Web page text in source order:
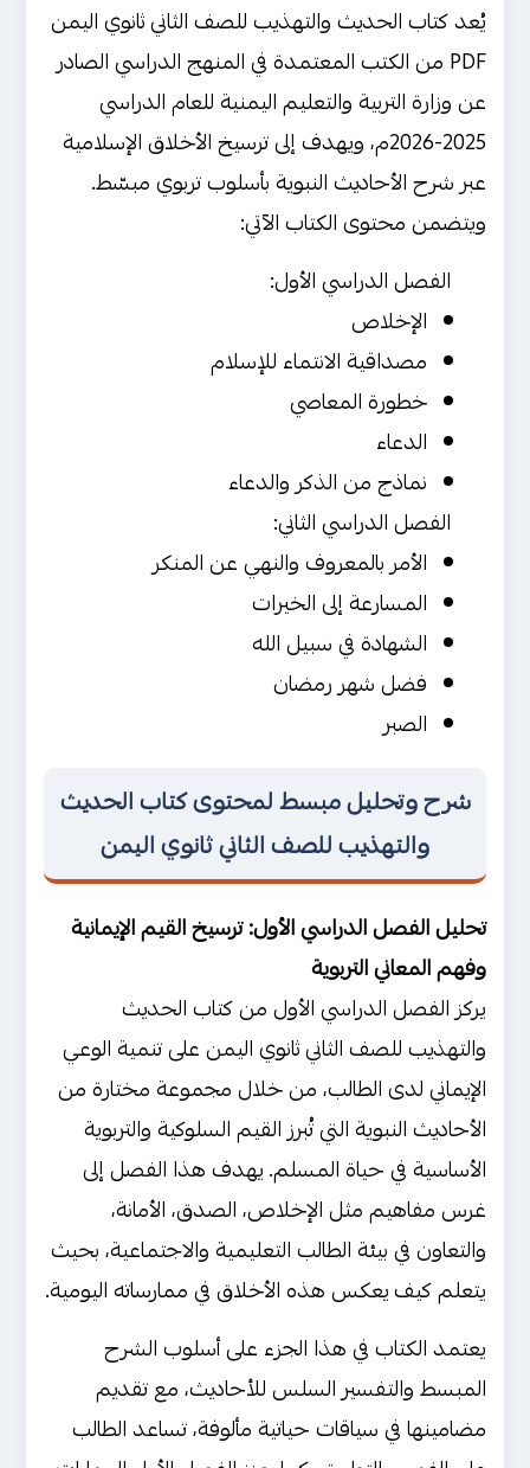
يُعد كتاب الحديث والتهذيب للصف الثاني ثانوي اليمن
PDF من الكتب المعتمدة في المنهج الدراسي الصادر
عن وزارة التربية والتعليم اليمنية للعام الدراسي
2025-2026م، ويهدف إلى ترسيخ الأخلاق الإسلامية
عبر شرح الأحاديث النبوية بأسلوب تربوي مبسّط.
ويتضمن محتوى الكتاب الآتي:
الفصل الدراسي الأول:
الإخلاص
مصداقية الانتماء للإسلام
خطورة المعاصي
الدعاء
نماذج من الذكر والدعاء
الفصل الدراسي الثاني:
الأمر بالمعروف والنهي عن المنكر
المسارعة إلى الخيرات
الشهادة في سبيل الله
فضل شهر رمضان
الصبر
شرح وتحليل مبسط لمحتوى كتاب الحديث
والتهذيب للصف الثاني ثانوي اليمن
تحليل الفصل الدراسي الأول: ترسيخ القيم الإيمانية
وفهم المعاني التربوية
يركز الفصل الدراسي الأول من كتاب الحديث
والتهذيب للصف الثاني ثانوي اليمن على تنمية الوعي
الإيماني لدى الطالب، من خلال مجموعة مختارة من
الأحاديث النبوية التي تُبرز القيم السلوكية والتربوية
الأساسية في حياة المسلم. يهدف هذا الفصل إلى
غرس مفاهيم مثل الإخلاص، الصدق، الأمانة،
والتعاون في بيئة الطالب التعليمية والاجتماعية، بحيث
يتعلم كيف يعكس هذه الأخلاق في ممارساته اليومية.
يعتمد الكتاب في هذا الجزء على أسلوب الشرح
المبسط والتفسير السلس للأحاديث، مع تقديم
مضامينها في سياقات حياتية مألوفة، تساعد الطالب